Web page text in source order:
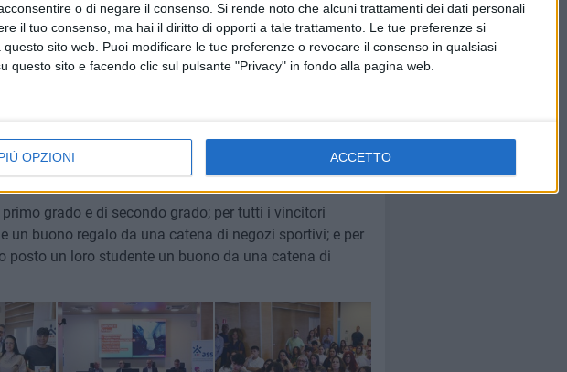
o di negare il consenso. Si rende noto che alcuni trattamenti dei dati personali
il tuo consenso, ma hai il diritto di opporti a tale trattamento. Le tue preferenze si
sito web. Puoi modificare le tue preferenze o revocare il consenso in qualsiasi
questo sito e facendo clic sul pulsante "Privacy" in fondo alla pagina web.
OPZIONI ACCETTO
De Donato Giannini di Turi,Cassano-De Renzio di
Barletta, Pio XII di Foggia, Battisti di Taranto, De Carolis
Noicattaro, Principe di Piemonte di Maglie, De Giorgi di
di Andria, Del Prete-Falcone di Sava, Vanini di
Marco di Triggiano, Da Vinci di Fasano, Agostinelli di
Righi di Taranto.
grado e di secondo grado; per tutti i vincitori
buono regalo da una catena di negozi sportivi; e per
posto un loro studente un buono da una catena di